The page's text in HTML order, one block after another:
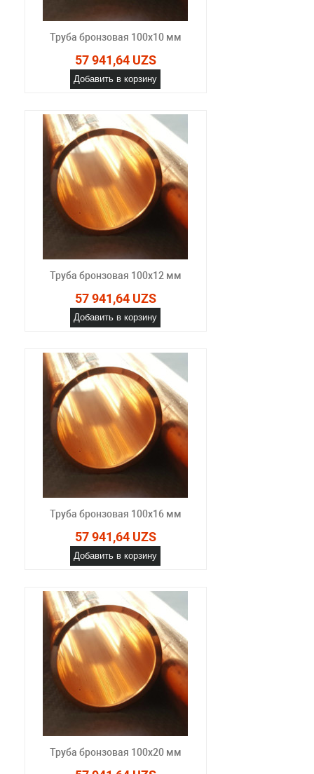
Труба бронзовая 100x10 мм
57 941,64 UZS
Добавить в корзину
Труба бронзовая 100x12 мм
57 941,64 UZS
Добавить в корзину
Труба бронзовая 100x16 мм
57 941,64 UZS
Добавить в корзину
Труба бронзовая 100x20 мм